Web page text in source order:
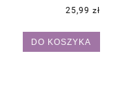
25,99 zł
DO KOSZYKA